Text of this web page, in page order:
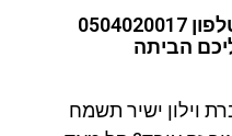
כן כן, כל כך פשוט! צלצלו לטלפון 0504020017
הביתה
וילון ישיר תשמח